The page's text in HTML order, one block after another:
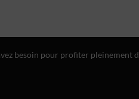
besoin pour profiter pleinement